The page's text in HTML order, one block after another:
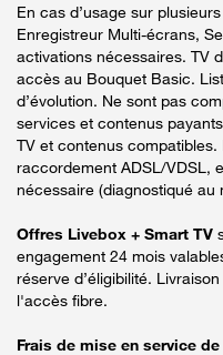
En cas d’usage sur
Enregistreur Multi-écrans,
activations nécessaires. TV
accès au Bouquet Basic.
d’évolution. Ne sont pas
services et contenus
TV et contenus
raccordement ADSL/VDSL,
nécessaire (diagnostiqué au
Offres Livebox + Smart TV
engagement 24 mois
réserve d’éligibilité.
l'accès fibre.
Frais de mise en service